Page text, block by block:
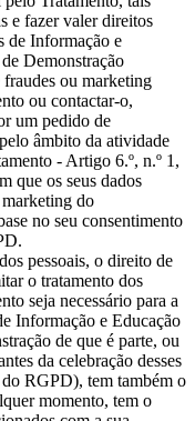
e fazer valer direitos
de Informação e
Demonstração
fraudes ou marketing
ou contactar-o,
um pedido de
âmbito da atividade
- Artigo 6.º, n.º 1,
que os seus dados
marketing do
no seu consentimento
pessoais, o direito de
o tratamento dos
seja necessário para a
Informação e Educação
de que é parte, ou
da celebração desses
RGPD), tem também o
momento, tem o